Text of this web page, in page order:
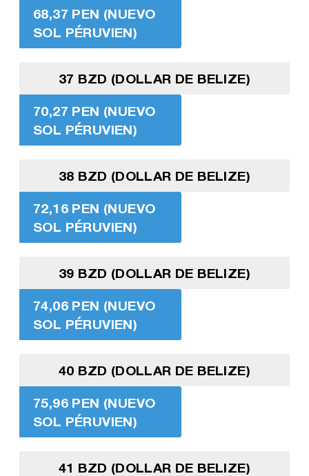
68,37 PEN (NUEVO
SOL PÉRUVIEN)
37 BZD (DOLLAR DE BELIZE)
70,27 PEN (NUEVO
SOL PÉRUVIEN)
38 BZD (DOLLAR DE BELIZE)
72,16 PEN (NUEVO
SOL PÉRUVIEN)
39 BZD (DOLLAR DE BELIZE)
74,06 PEN (NUEVO
SOL PÉRUVIEN)
40 BZD (DOLLAR DE BELIZE)
75,96 PEN (NUEVO
SOL PÉRUVIEN)
41 BZD (DOLLAR DE BELIZE)